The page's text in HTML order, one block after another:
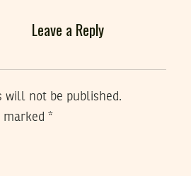
Leave a Reply
will not be published.
marked *